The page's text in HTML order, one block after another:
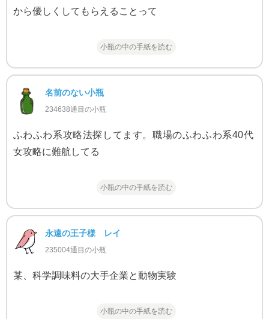
から優しくしてもらえることって
小瓶の中の手紙を読む
名前のない小瓶
234638通目の小瓶
ふわふわ系攻略法探してます。職場のふわふわ系40代
女攻略に難航してる
小瓶の中の手紙を読む
永遠の王子様 レイ
235004通目の小瓶
某、科学調味料の大手企業と動物実験
小瓶の中の手紙を読む